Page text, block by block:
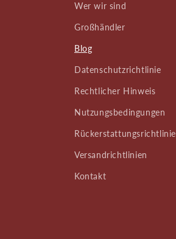
Wer wir sind
Großhändler
Blog
Datenschutzrichtlinie
Rechtlicher Hinweis
Nutzungsbedingungen
Rückerstattungsrichtlinie
Versandrichtlinien
Kontakt